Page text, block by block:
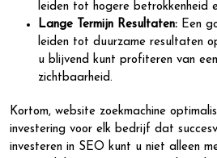
leiden tot hogere betrokkenheid
Lange Termijn Resultaten: Een
leiden tot duurzame resultaten
u blijvend kunt profiteren van
zichtbaarheid.
Kortom, website zoekmachine
investering voor elk bedrijf dat
investeren in SEO kunt u niet alleen